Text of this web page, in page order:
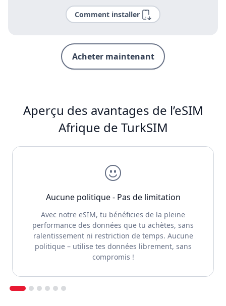
Comment installer
Acheter maintenant
Aperçu des avantages de l’eSIM
Afrique de TurkSIM
Aucune politique - Pas de limitation
Avec notre eSIM, tu bénéficies de la pleine
performance des données que tu achètes, sans
ralentissement ni restriction de temps. Aucune
politique – utilise tes données librement, sans
compromis !